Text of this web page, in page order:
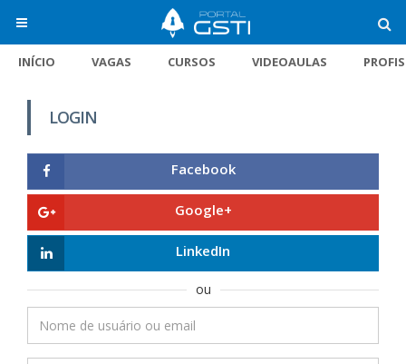
INÍCIO VAGAS CURSOS VIDEOAULAS
LOGIN
Facebook
Google+
LinkedIn
ou